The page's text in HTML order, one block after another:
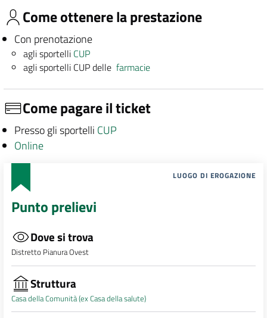
Come ottenere la prestazione
Con prenotazione
agli sportelli CUP
agli sportelli CUP dellefarmacie
Come pagare il ticket
Presso gli sportelli CUP
Online
LUOGO DI EROGAZIONE
Punto prelievi
Dove si trova
Distretto Pianura Ovest
Struttura
Casa della Comunità (ex Casa della salute)